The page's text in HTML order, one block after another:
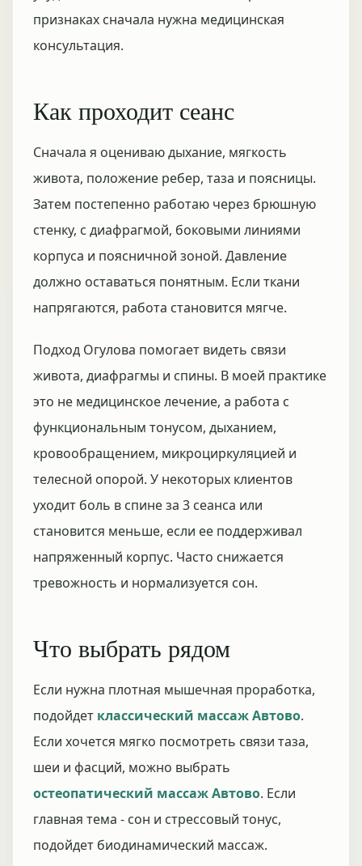
признаках сначала нужна медицинская
консультация.
Как проходит сеанс
Сначала я оцениваю дыхание, мягкость
живота, положение ребер, таза и поясницы.
Затем постепенно работаю через брюшную
стенку, с диафрагмой, боковыми линиями
корпуса и поясничной зоной. Давление
должно оставаться понятным. Если ткани
напрягаются, работа становится мягче.
Подход Огулова помогает видеть связи
живота, диафрагмы и спины. В моей практике
это не медицинское лечение, а работа с
функциональным тонусом, дыханием,
кровообращением, микроциркуляцией и
телесной опорой. У некоторых клиентов
уходит боль в спине за 3 сеанса или
становится меньше, если ее поддерживал
напряженный корпус. Часто снижается
тревожность и нормализуется сон.
Что выбрать рядом
Если нужна плотная мышечная проработка,
подойдет классический массаж Автово.
Если хочется мягко посмотреть связи таза,
шеи и фасций, можно выбрать
остеопатический массаж Автово. Если
главная тема - сон и стрессовый тонус,
подойдет биодинамический массаж.